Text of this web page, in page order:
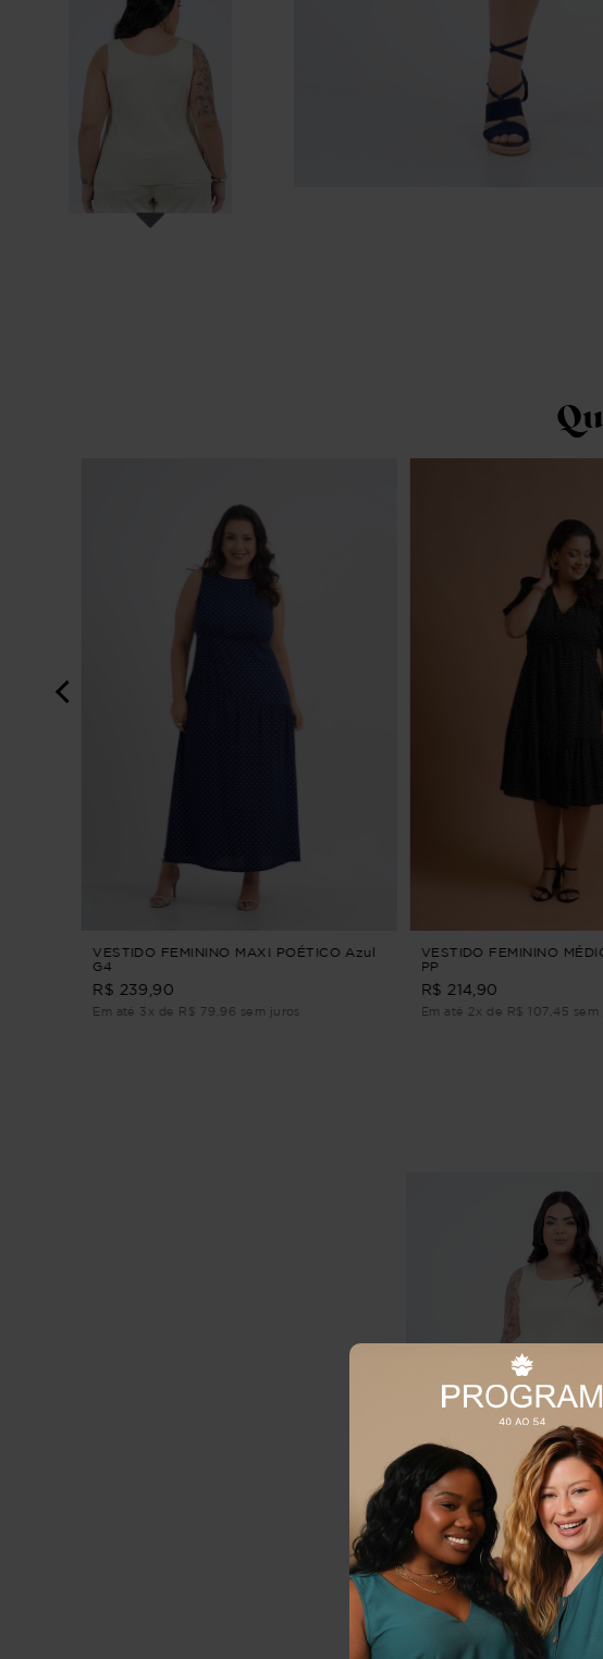
VESTIDO FEMININO MAXI POÉTICO Azul
G4
R$ 239,90
Em até 3x de R$ 79,96 sem juros
VESTIDO FEMININO
PP
R$ 214,90
Em até 2x de R$ 107,45 sem